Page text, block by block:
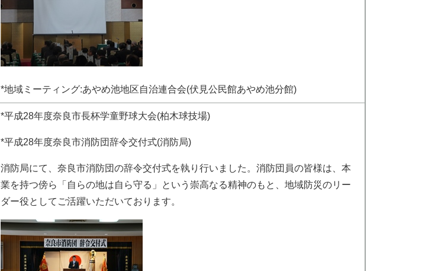
*地域ミーティング:あやめ池地区自治連合会(伏見公民館あやめ池分館)
*平成28年度奈良市長杯学童野球大会(柏木球技場)
*平成28年度奈良市消防団辞令交付式(消防局)
消防局にて、奈良市消防団の辞令交付式を執り行いました。消防団員の皆様は、本
業を持つ傍ら「自らの地は自ら守る」という崇高なる精神のもと、地域防災のリー
ダー役としてご活躍いただいております。